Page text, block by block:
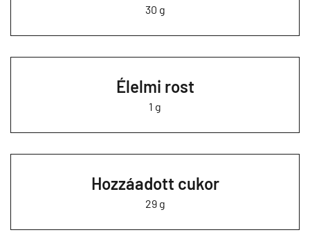
30 g
Élelmi rost
1 g
Hozzáadott cukor
29 g